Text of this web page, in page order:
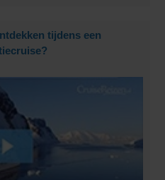
tijdens een